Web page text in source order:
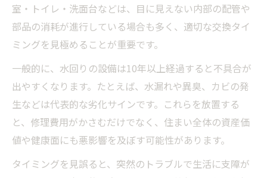
室・トイレ・洗面台などは、目に見えない内部の配管や
部品の消耗が進行している場合も多く、適切な交換タイ
ミングを見極めることが重要です。
一般的に、水回りの設備は10年以上経過すると不具合が
出やすくなります。たとえば、水漏れや異臭、カビの発
生などは代表的な劣化サインです。これらを放置する
と、修理費用がかさむだけでなく、住まい全体の資産価
値や健康面にも悪影響を及ぼす可能性があります。
タイミングを見誤ると、突然のトラブルで生活に支障が